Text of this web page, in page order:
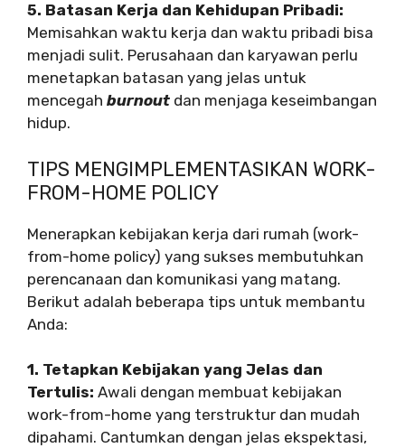
5. Batasan Kerja dan Kehidupan Pribadi:
Memisahkan waktu kerja dan waktu pribadi bisa
menjadi sulit. Perusahaan dan karyawan perlu
menetapkan batasan yang jelas untuk
mencegah burnout dan menjaga keseimbangan
hidup.
TIPS MENGIMPLEMENTASIKAN WORK-
FROM-HOME POLICY
Menerapkan kebijakan kerja dari rumah (work-
from-home policy) yang sukses membutuhkan
perencanaan dan komunikasi yang matang.
Berikut adalah beberapa tips untuk membantu
Anda:
1. Tetapkan Kebijakan yang Jelas dan
Tertulis: Awali dengan membuat kebijakan
work-from-home yang terstruktur dan mudah
dipahami. Cantumkan dengan jelas ekspektasi,